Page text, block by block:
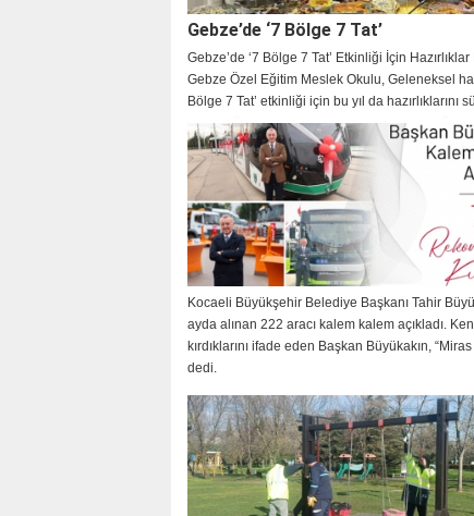
Gebze’de ‘7 Bölge 7 Tat’
Gebze’de ‘7 Bölge 7 Tat’ Etkinliği İçin Hazırlıklar
Gebze Özel Eğitim Meslek Okulu, Geleneksel
Bölge 7 Tat’ etkinliği için bu yıl da hazırlıklarını
Etkinlik öncesinde okul yetkilisiyle kısa bir röportaj
gerçekleştirdik.
Kocaeli Büyükşehir Belediye Başkanı Tahir
ayda alınan 222 aracı kalem kalem açıkladı.
kırdıklarını ifade eden Başkan Büyükakın,
dedi.
KOÇ